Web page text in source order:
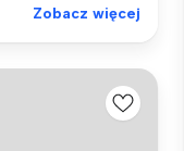
Zobacz więcej